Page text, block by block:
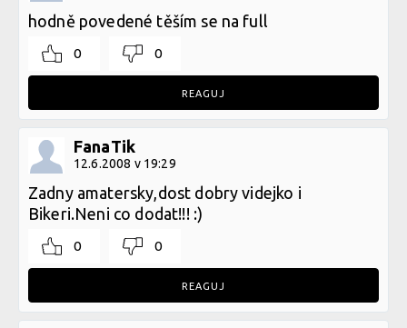
hodně povedené těším se na full
0 0
REAGUJ
FanaTik
12.6.2008 v 19:29
Zadny amatersky,dost dobry videjko i
Bikeri.Neni co dodat!!! :)
0 0
REAGUJ